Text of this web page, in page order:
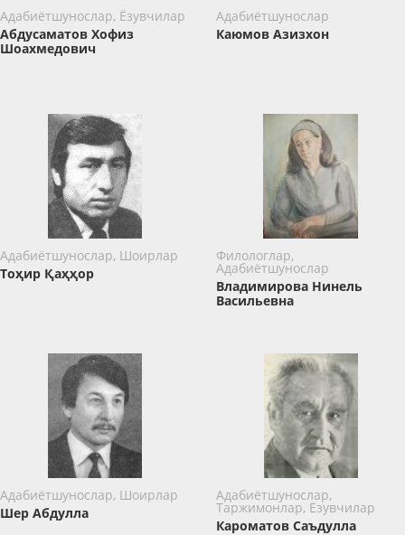
Адабиётшунослар, Ёзувчилар
Абдусаматов Хофиз
Шоахмедович
Адабиётшунослар
Каюмов Азизхон
Адабиётшунослар, Шоирлар
Тоҳир Қаҳҳор
Филологлар,
Адабиётшунослар
Владимирова Нинель
Васильевна
Адабиётшунослар, Шоирлар
Шер Абдулла
Адабиётшунослар,
Таржимонлар, Ёзувчилар
Кароматов Саъдулла